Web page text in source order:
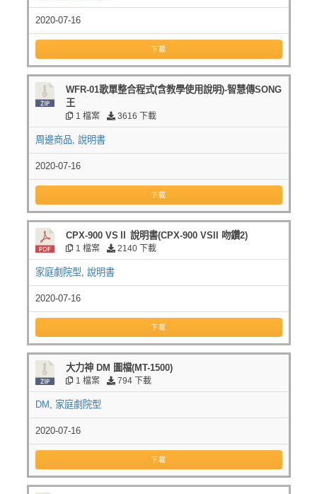
2020-07-16
下載
WFR-01歌單整合程式(含教學使用說明)-智慧傳SONG
王
1 檔案 3616 下載
周邊商品, 說明書
2020-07-16
下載
CPX-900 VSⅡ 說明書(CPX-900 VSII 吻鑽2)
1 檔案 2140 下載
家庭劇院型, 說明書
2020-07-16
下載
大力神 DM 圖檔(MT-1500)
1 檔案 794 下載
DM , 家庭劇院型
2020-07-16
下載